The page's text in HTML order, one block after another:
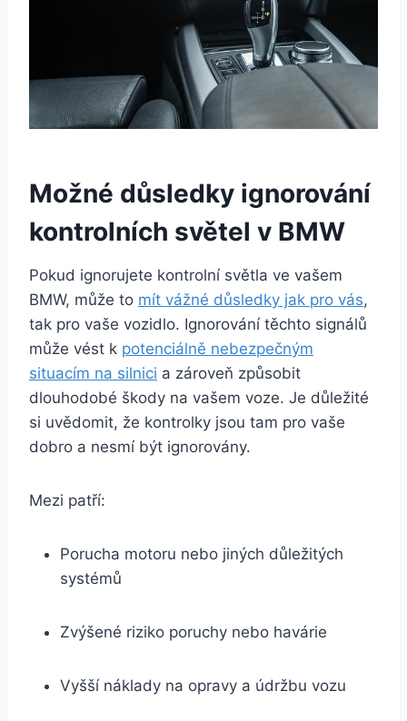
Možné důsledky ignorování
kontrolních světel v BMW
Pokud ignorujete kontrolní světla ve vašem
BMW, může to mít vážné důsledky jak pro vás,
tak pro vaše vozidlo. Ignorování těchto signálů
může vést k potenciálně nebezpečným
situacím na silnici a zároveň způsobit
dlouhodobé škody na vašem voze. Je důležité
si uvědomit, že kontrolky jsou tam pro vaše
dobro a nesmí být ignorovány.
Mezi patří:
Porucha motoru nebo jiných důležitých
systémů
Zvýšené riziko poruchy nebo havárie
Vyšší náklady na opravy a údržbu vozu